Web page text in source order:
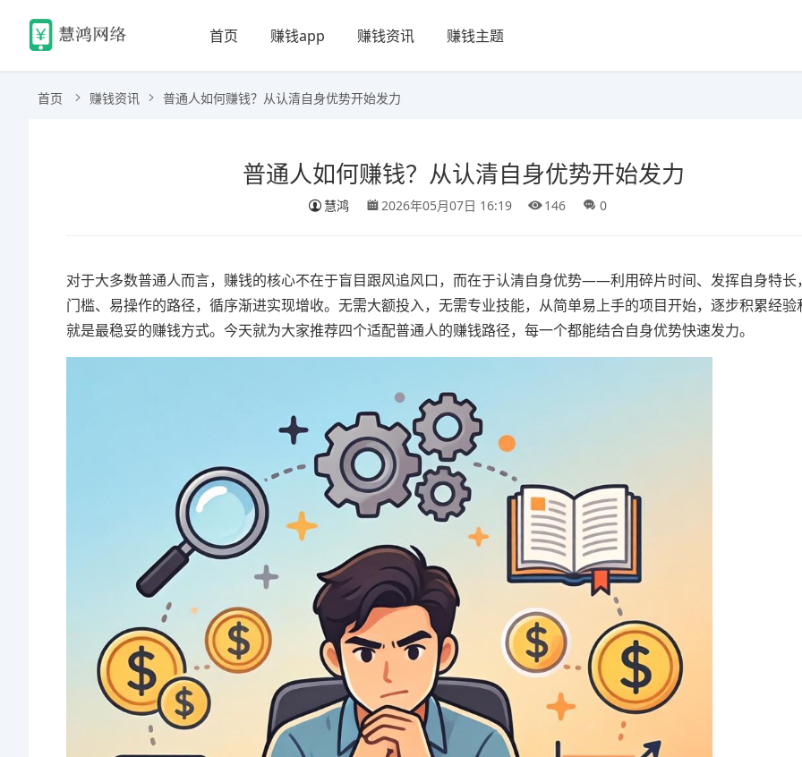
首页 赚钱app 赚钱资讯 赚钱主题
首页 赚钱资讯 普通人如何赚钱？从认清自身优势开始发力
普通人如何赚钱？从认清自身优势开始发力
慧鸿 2026年05月07日 16:19 146 0
对于大多数普通人而言，赚钱的核心不在于盲目跟风追风口，而在于认清自身优势——利用碎片时间、发挥自身特长
门槛、易操作的路径，循序渐进实现增收。无需大额投入，无需专业技能，从简单易上手的项目开始，逐步积累经验
就是最稳妥的赚钱方式。今天就为大家推荐四个适配普通人的赚钱路径，每一个都能结合自身优势快速发力。